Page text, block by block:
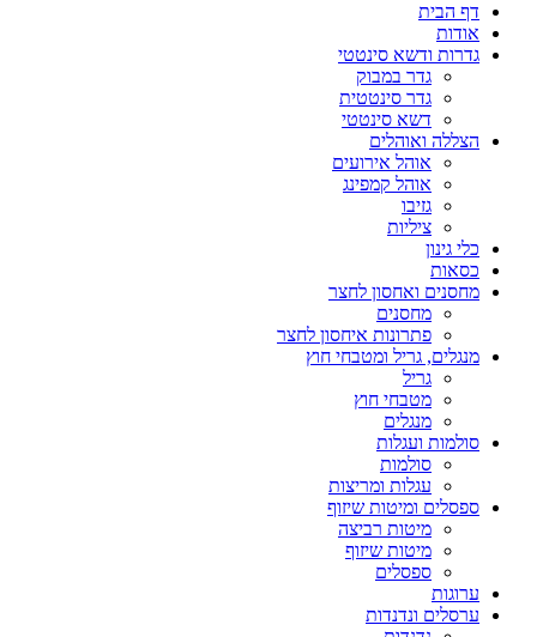
דף הבית
אודות
גדרות ודשא סינטטי
גדר במבוק
גדר סינטטית
דשא סינטטי
הצללה ואוהלים
אוהל אירועים
אוהל קמפינג
גזיבו
ציליות
כלי גינון
כסאות
מחסנים ואחסון לחצר
מחסנים
פתרונות איחסון לחצר
מנגלים, גריל ומטבחי חוץ
גריל
מטבחי חוץ
מנגלים
סולמות ועגלות
סולמות
עגלות ומריצות
ספסלים ומיטות שיזוף
מיטות רביצה
מיטות שיזוף
ספסלים
ערוגות
ערסלים ונדנדות